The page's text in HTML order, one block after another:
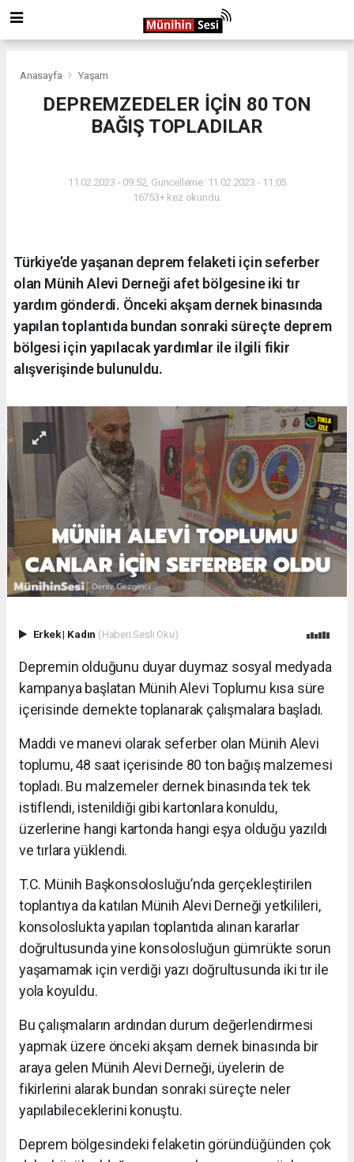
Anasayfa Yaşam
DEPREMZEDELER İÇİN 80 TON
BAĞIŞ TOPLADILAR
11.02.2023 - 09:52, Güncelleme: 11.02.2023 - 11:05
16753+ kez okundu.
Türkiye’de yaşanan deprem felaketi için seferber
olan Münih Alevi Derneği afet bölgesine iki tır
yardım gönderdi. Önceki akşam dernek binasında
yapılan toplantıda bundan sonraki süreçte deprem
bölgesi için yapılacak yardımlar ile ilgili fikir
alışverişinde bulunuldu.
Erkek| Kadın (Haberi Sesli Oku)
Depremin olduğunu duyar duymaz sosyal medyada
kampanya başlatan Münih Alevi Toplumu kısa süre
içerisinde dernekte toplanarak çalışmalara başladı.
Maddi ve manevi olarak seferber olan Münih Alevi
toplumu, 48 saat içerisinde 80 ton bağış malzemesi
topladı. Bu malzemeler dernek binasında tek tek
istiflendi, istenildiği gibi kartonlara konuldu,
üzerlerine hangi kartonda hangi eşya olduğu yazıldı
ve tırlara yüklendi.
T.C. Münih Başkonsolosluğu’nda gerçekleştirilen
toplantıya da katılan Münih Alevi Derneği yetkilileri,
konsoloslukta yapılan toplantıda alınan kararlar
doğrultusunda yine konsolosluğun gümrükte sorun
yaşamamak için verdiği yazı doğrultusunda iki tır ile
yola koyuldu.
Bu çalışmaların ardından durum değerlendirmesi
yapmak üzere önceki akşam dernek binasında bir
araya gelen Münih Alevi Derneği, üyelerin de
fikirlerini alarak bundan sonraki süreçte neler
yapılabileceklerini konuştu.
Deprem bölgesindeki felaketin göründüğünden çok